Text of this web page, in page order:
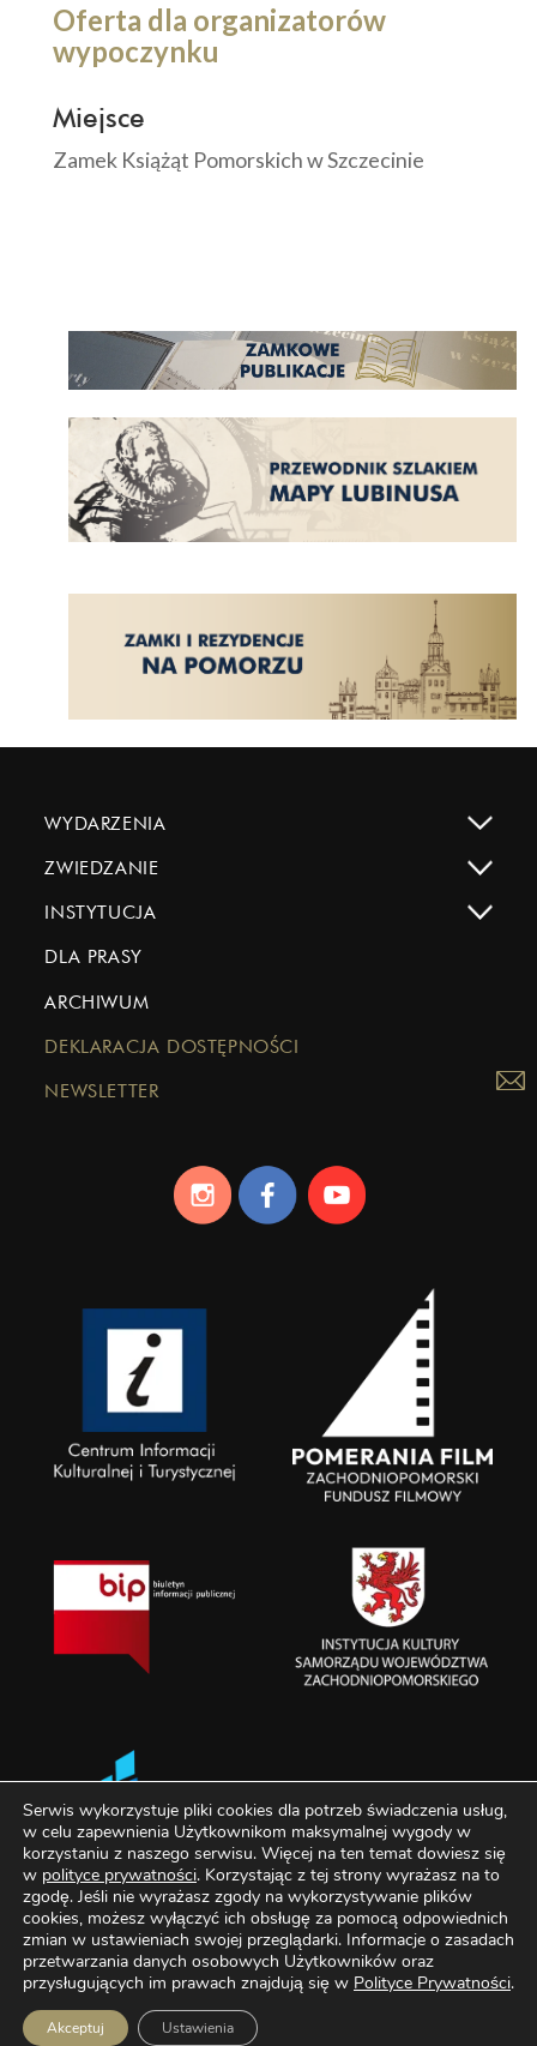
Oferta dla organizatorów
wypoczynku
Miejsce
Zamek Książąt Pomorskich w Szczecinie
WYDARZENIA
ZWIEDZANIE
INSTYTUCJA
DLA PRASY
ARCHIWUM
DEKLARACJA DOSTĘPNOŚCI
NEWSLETTER
Serwis wykorzystuje pliki cookies dla potrzeb świadczenia usług,
w celu zapewnienia Użytkownikom maksymalnej wygody w
korzystaniu z naszego serwisu. Więcej na ten temat dowiesz się
w polityce prywatności. Korzystając z tej strony wyrażasz na to
zgodę. Jeśli nie wyrażasz zgody na wykorzystywanie plików
cookies, możesz wyłączyć ich obsługę za pomocą odpowiednich
zmian w ustawieniach swojej przeglądarki. Informacje o zasadach
przetwarzania danych osobowych Użytkowników oraz
przysługujących im prawach znajdują się w Polityce Prywatności.
Akceptuj Ustawienia